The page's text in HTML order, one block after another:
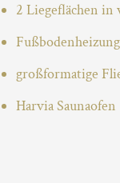
2 Liegeflächen in
Fußbodenheizung
großformatige
Harvia Saunaofen